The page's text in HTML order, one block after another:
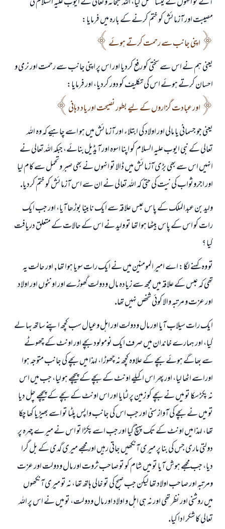
مصيبت اور آزمائش كو ختم كرنے كے بارہ ميں فرمايا:
اپنى جانب سے رحمت كرتے ہوئے
يعنى ہم نے اس سے سختى كو رفع كرديا اور اس پر اپنى جانب سے رحمت اور نرمى و
احسان كرتے ہوئے اس كى تكليف كو دور كرديا، اور فرمايا:
اور عبادت گزاروں كے ليے بطور نصيحت اور ياد دہانى
يعنى جو جسمانى يا مالى اور اولاد كى ابتلاء اور آزمائش ميں ہو اسے چاہيے كہ وہ اللہ
تعالى كے نبى ايوب عليہ السلام كو اپنا اسوہ اور آيڈيل بنائے، جبكہ اللہ تعالى نے
انہيں اس سے بھى بڑى آزمائش ميں ڈالا تو انہوں نے بھى صبر وتحمل سے كام ليا
اور اجروثواب كى نيت كى حتى كہ اللہ تعالى نے ان سے اس آزمائش كو ختم كرديا.
وليد بن عبدالملك كے پاس عبس علاقہ سے ايك نابينا بوڑھا آيا، اور جب ايك
رات كو اس كے پاس بيٹھا ہوا تھا تو وليد نے اس كے حالات كے متعلق دريافت
كيا ؟
تو وہ كہنے لگا: اے امير المومنين ميں نے ايك رات سويا ہوا تھا, اور حالت يہ
تھى كہ عبس كے علاقہ ميں مجھ سے زيادہ مال ودولت گھوڑے اور اونٹوں اور اولاد
اور عزت و مرتبہ والا كوئى شخص نہيں تھا.
ايك رات سيلاب آيا اور مال ودولت اور اہل وعيال سب كچھ اپنے ساتھ بہا لے
گيا، اور ہمارے خاندان ميں صرف ايك نومولود بچے اور اونٹ كے چھوٹے
سے بھاگے ہوئے بچے كے علاوہ كچھ نہ چھوڑا، لہذا ميں بچے كى جانب متوجہ ہوا
اوراسے اٹھا ليا، اور پھر اس اكيلے اونٹ كے بچے كے پيچھے ہو ليا، جب ميں اس
نہ پكڑ سكا تو ميں نے بچے كو زمين پر لٹايا اور اس اونٹ كے بچے كے پيچھے چل ديا
تو ميں نے بچے كى آواز سنى اور جب اس كى جانب واپس پلٹا تو اسے بھيڑيا كھا چكا
تھا، لہذا ميں اونٹ كے تك پہنچ گيا اور جب اسے پكڑا تو اس نے ميرے چہرہ پر
دولتى مارى جس كى بنا پر ميرى آنكھيں جاتى رہيں اور مجھے ميرى گدى كے بل گرا
ديا، جب مجھے ہوش آيا تو ميں شام كو تو صاحب ثروت اور مال ودولت اور عزت
ومرتبہ اور صاحب اولاد تھا ليكن جب صبح كى تو خالى ہاتھ تھا، نہ تو ميرى آنكھوں
ميں روشنى اور نظر تھى اور نہ ہى اہل و اولاد اور مال ودولت، تو ميں نے اس پر اللہ
تعالى كا شكر ادا كيا.